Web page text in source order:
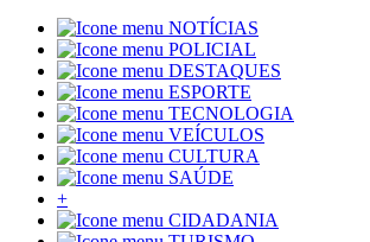
NOTÍCIAS
POLICIAL
DESTAQUES
ESPORTE
TECNOLOGIA
VEÍCULOS
CULTURA
SAÚDE
+
CIDADANIA